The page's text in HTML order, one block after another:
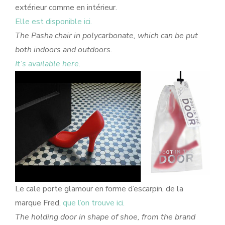
extérieur comme en intérieur.
Elle est disponible ici.
The Pasha chair in polycarbonate, which can be put
both indoors and outdoors.
It’s available here.
Le cale porte glamour en forme d’escarpin, de la
marque Fred, que l’on trouve ici.
The holding door in shape of shoe, from the brand